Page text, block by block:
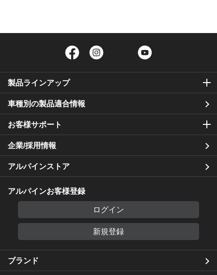
Facebook Twitter
製品ラインアップ
車種別の製品適合情報
お客様サポート
企業/採用情報
アルパインストア
アルパインお客様登録
ログイン
新規登録
ブランド